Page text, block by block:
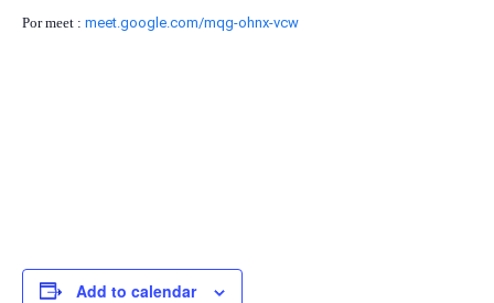
Por meet : meet.google.com/mqg-ohnx-vcw
Add to calendar